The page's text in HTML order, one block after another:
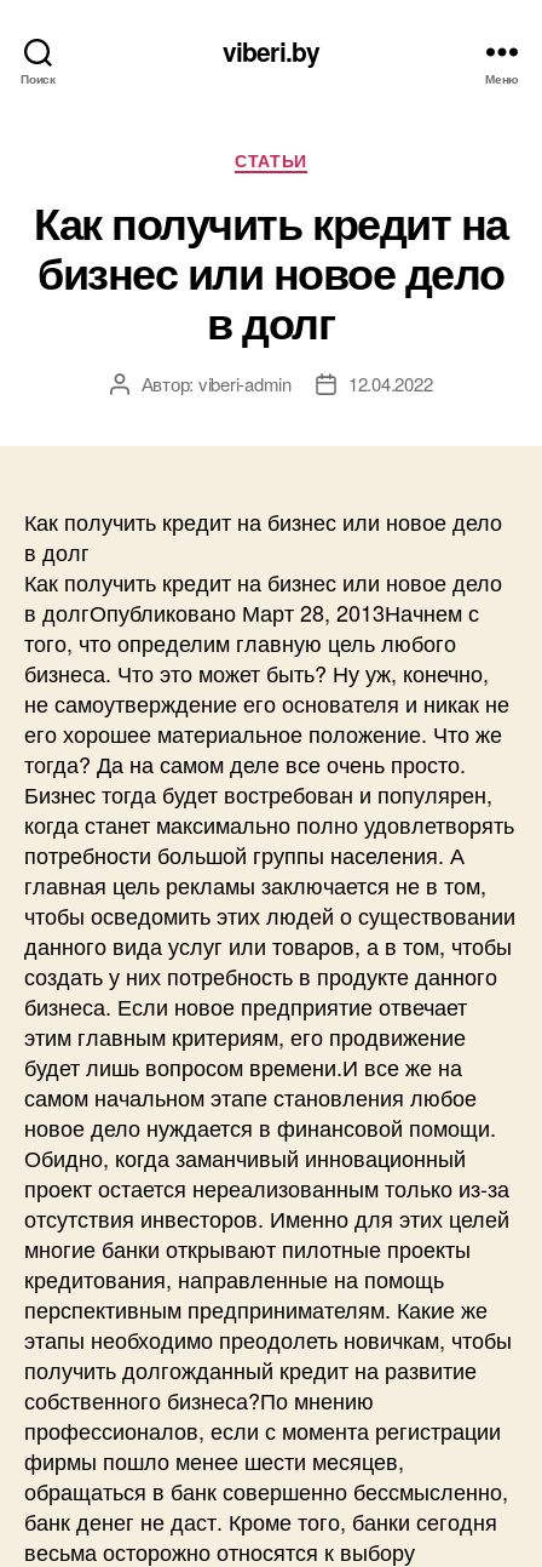
Поиск
viberi.by
Меню
Рубрики
СТАТЬИ
Как получить кредит на
бизнес или новое дело
в долг
АвторАвтор: viberi-admin
Дата12.04.2022
Как получить кредит на бизнес или новое дело
в долг
Как получить кредит на бизнес или новое дело
в долгОпубликовано Март 28, 2013Начнем с
того, что определим главную цель любого
бизнеса. Что это может быть? Ну уж, конечно,
не самоутверждение его основателя и никак не
его хорошее материальное положение. Что же
тогда? Да на самом деле все очень просто.
Бизнес тогда будет востребован и популярен,
когда станет максимально полно удовлетворять
потребности большой группы населения. А
главная цель рекламы заключается не в том,
чтобы осведомить этих людей о существовании
данного вида услуг или товаров, а в том, чтобы
создать у них потребность в продукте данного
бизнеса. Если новое предприятие отвечает
этим главным критериям, его продвижение
будет лишь вопросом времени.И все же на
самом начальном этапе становления любое
новое дело нуждается в финансовой помощи.
Обидно, когда заманчивый инновационный
проект остается нереализованным только из-за
отсутствия инвесторов. Именно для этих целей
многие банки открывают пилотные проекты
кредитования, направленные на помощь
перспективным предпринимателям. Какие же
этапы необходимо преодолеть новичкам, чтобы
получить долгожданный кредит на развитие
собственного бизнеса?По мнению
профессионалов, если с момента регистрации
фирмы пошло менее шести месяцев,
обращаться в банк совершенно бессмысленно,
банк денег не даст. Кроме того, банки сегодня
весьма осторожно относятся к выбору